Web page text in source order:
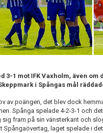
3-1 mot IFK Vaxholm, även om
i Spångas mål
av poängen, det blev dock
Spånga spelade 4-2-3-1 och
fram på sin vänsterkant och
Spångaövertag, laget spelade i